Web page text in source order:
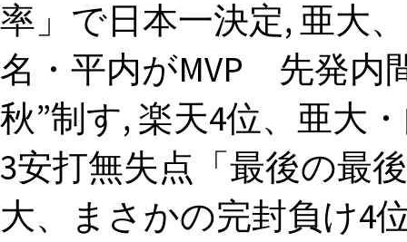
率」で日本一決定, 亜大
名・平内がMVP 先発内
秋”制す, 楽天4位、亜
3安打無失点「最後の最
大、まさかの完封負け4